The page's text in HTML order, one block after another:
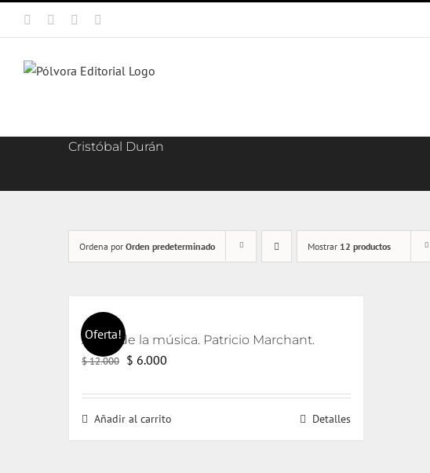
Facebook Instagram
Cristóbal Durán
Ordena por Orden predeterminado Mostrar 12 productos
Oferta!
Amor de la música. Patricio Marchant.
$12.000 El
original
era:
$ 6.000
actual
es:
Añadir al carrito Detalles